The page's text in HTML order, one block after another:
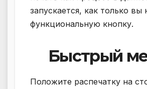
запускается, как только
функциональную кнопку.
Быстрый
Положите распечатку на